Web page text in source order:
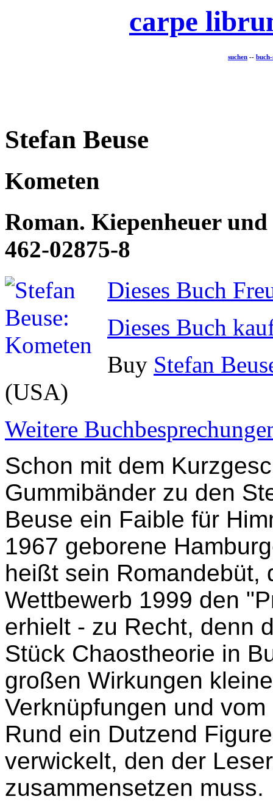
carpe
suchen --
Stefan Beuse
Kometen
Roman. Kiepenheuer
462-02875-8
Dieses Buch
Dieses Buch
Buy Stefan
(USA)
Weitere
Schon mit dem
Gummibänder zu den
Beuse ein Faible für
1967 geborene
heißt sein Romandebüt,
Wettbewerb 1999 den
erhielt - zu Recht, denn
Stück Chaostheorie in
großen Wirkungen
Verknüpfungen und
Rund ein Dutzend
verwickelt, den der
zusammensetzen muss.